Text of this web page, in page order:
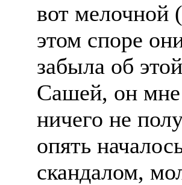
вот мелочной
этом споре
забыла об
Сашей, он мне
ничего не
опять
скандалом,